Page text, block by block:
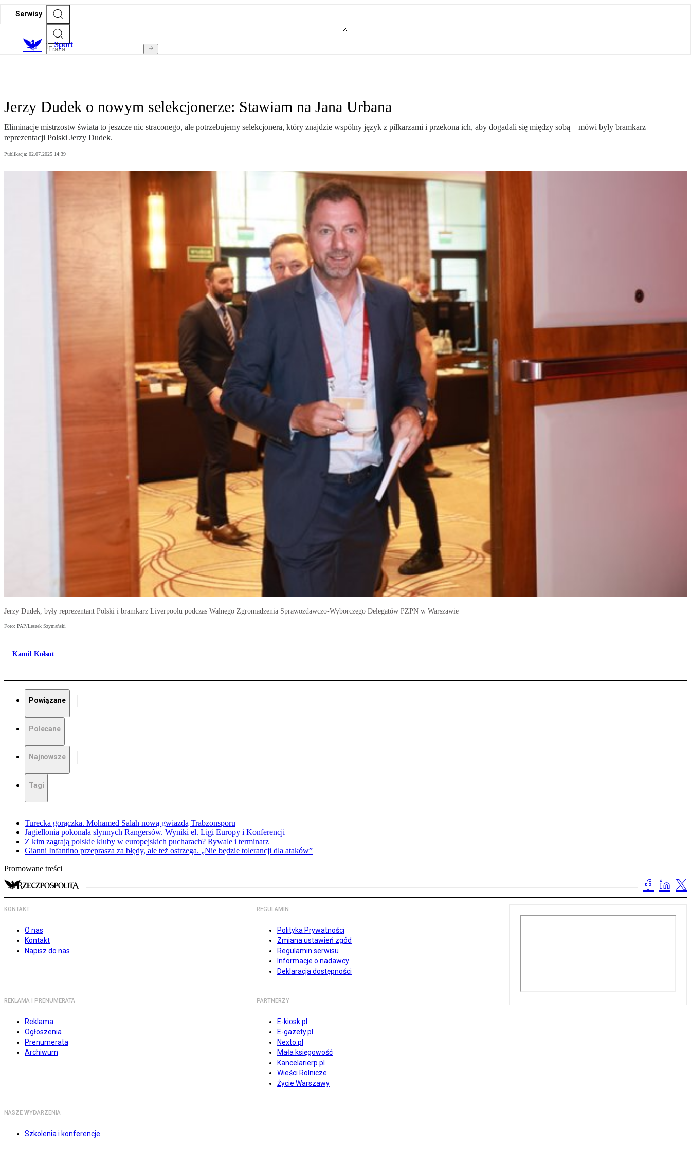
Serwisy
Sport
Jerzy Dudek o nowym selekcjonerze: Stawiam na Jana Urbana
Eliminacje mistrzostw świata to jeszcze nic straconego, ale potrzebujemy selekcjonera, który znajdzie wspólny język z piłkarzami i przekona ich, aby dogadali się między sobą – mówi były bramkarz
reprezentacji Polski Jerzy Dudek.
Publikacja: 02.07.2025 14:39
Jerzy Dudek, były reprezentant Polski i bramkarz Liverpoolu podczas Walnego Zgromadzenia Sprawozdawczo-Wyborczego Delegatów PZPN w Warszawie
Foto: PAP/Leszek Szymański
Kamil Kołsut
Powiązane
Polecane
Najnowsze
Tagi
Turecka gorączka. Mohamed Salah nową gwiazdą Trabzonsporu
Jagiellonia pokonała słynnych Rangersów. Wyniki el. Ligi Europy i Konferencji
Z kim zagrają polskie kluby w europejskich pucharach? Rywale i terminarz
Gianni Infantino przeprasza za błędy, ale też ostrzega. „Nie będzie tolerancji dla ataków”
Promowane treści
KONTAKT
O nas
Kontakt
Napisz do nas
REGULAMIN
Polityka Prywatności
Zmiana ustawień zgód
Regulamin serwisu
Informacje o nadawcy
Deklaracja dostępności
REKLAMA I PRENUMERATA
Reklama
Ogłoszenia
Prenumerata
Archiwum
PARTNERZY
E-kiosk.pl
E-gazety.pl
Nexto.pl
Mała księgowość
Kancelarierp.pl
Wieści Rolnicze
Życie Warszawy
NASZE WYDARZENIA
Szkolenia i konferencje